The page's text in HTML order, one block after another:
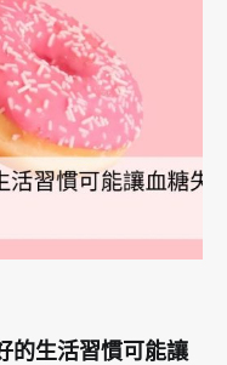
的生活習慣可能讓